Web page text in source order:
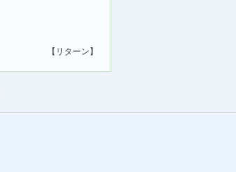
【リターン】